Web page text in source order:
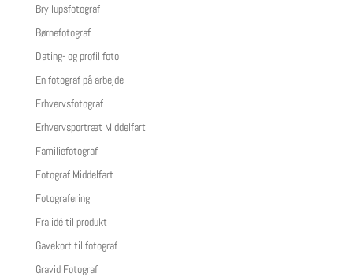
Bryllupsfotograf
Børnefotograf
Dating- og profil foto
En fotograf på arbejde
Erhvervsfotograf
Erhvervsportræt Middelfart
Familiefotograf
Fotograf Middelfart
Fotografering
Fra idé til produkt
Gavekort til fotograf
Gravid Fotograf